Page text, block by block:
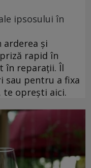
ipsosului în
și
rapid în
în reparații. Îl
sau pentru a fixa
te oprești aici.